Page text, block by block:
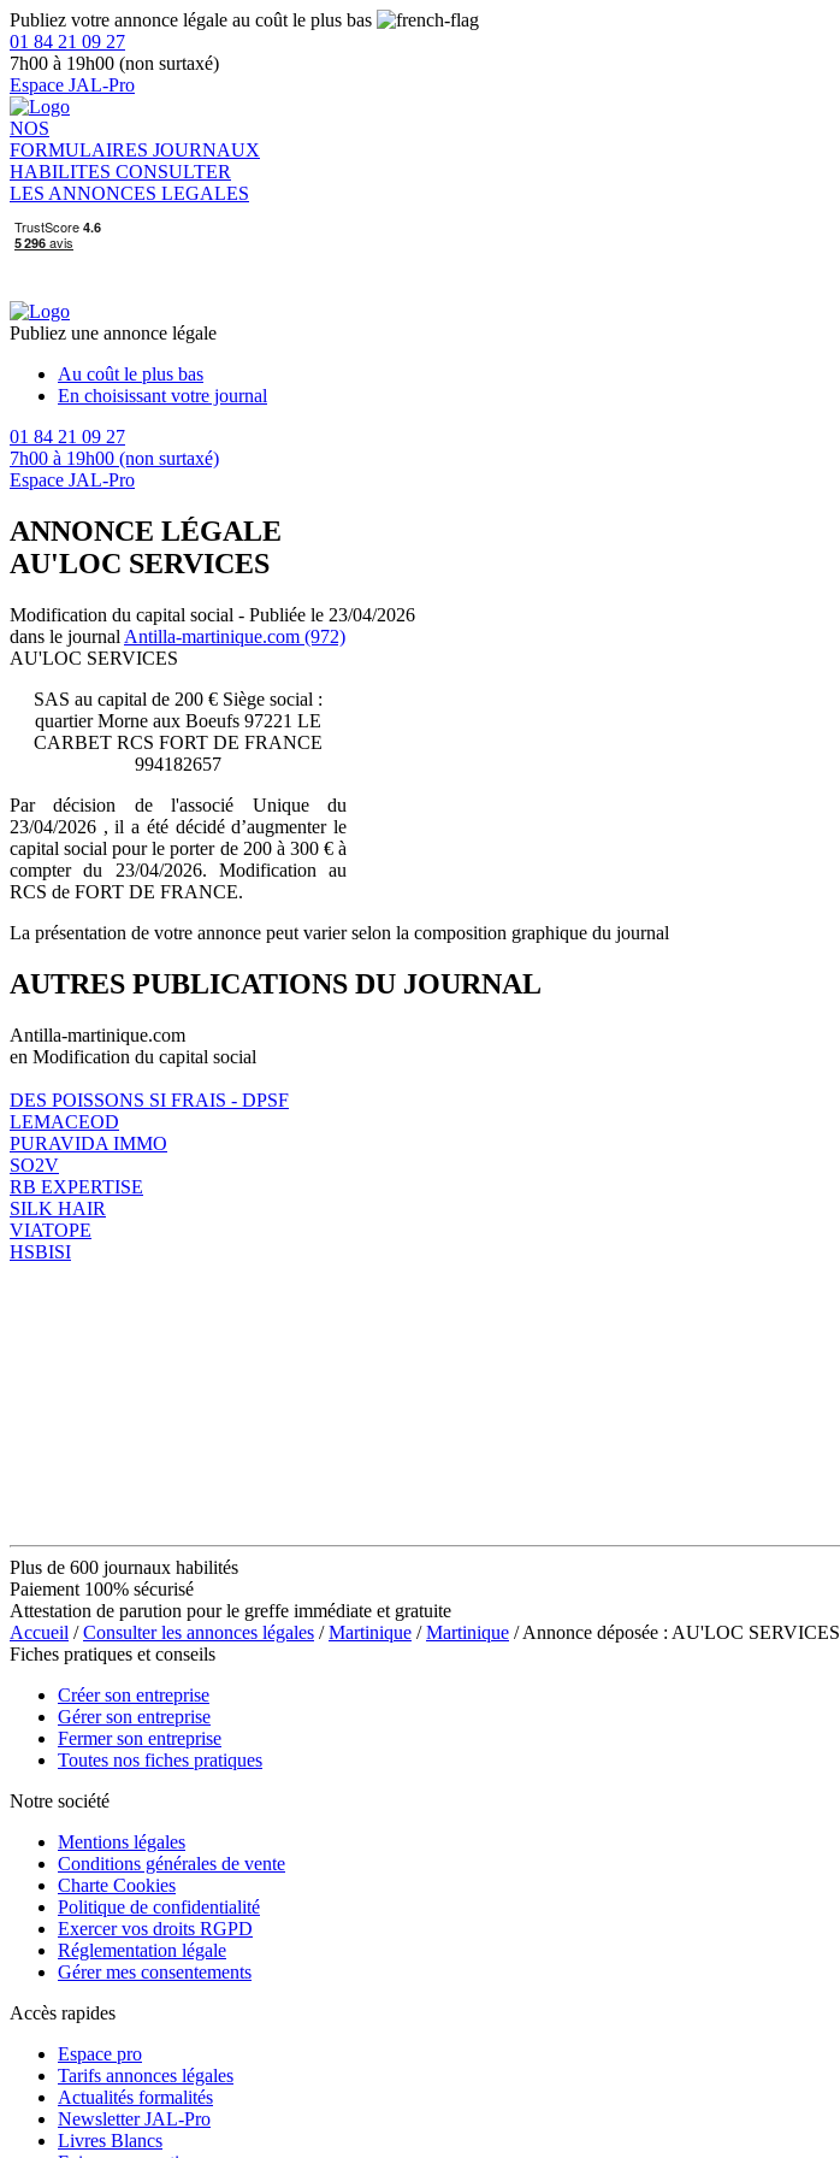
Publiez votre annonce légale au coût le plus bas
01 84 21 09 27
7h00 à 19h00 (non surtaxé)
Espace JAL-Pro
NOS
FORMULAIRES JOURNAUX
HABILITES CONSULTER
LES ANNONCES LEGALES
Publiez une annonce légale
Au coût le plus bas
En choisissant votre journal
01 84 21 09 27
7h00 à 19h00 (non surtaxé)
Espace JAL-Pro
ANNONCE LÉGALE
AU'LOC SERVICES
Modification du capital social - Publiée le 23/04/2026
dans le journal Antilla-martinique.com (972)
AU'LOC SERVICES
SAS au capital de 200 € Siège social :
quartier Morne aux Boeufs 97221 LE
CARBET RCS FORT DE FRANCE
994182657
Par décision de l'associé Unique du
23/04/2026 , il a été décidé d’augmenter le
capital social pour le porter de 200 à 300 € à
compter du 23/04/2026. Modification au
RCS de FORT DE FRANCE.
La présentation de votre annonce peut varier selon la composition graphique du journal
AUTRES PUBLICATIONS DU JOURNAL
Antilla-martinique.com
en Modification du capital social
DES POISSONS SI FRAIS - DPSF
LEMACEOD
PURAVIDA IMMO
SO2V
RB EXPERTISE
SILK HAIR
VIATOPE
HSBISI
Plus de 600 journaux habilités
Paiement 100% sécurisé
Attestation de parution pour le greffe immédiate et gratuite
Accueil /Consulter les annonces légales /Martinique /Martinique / Annonce déposée : AU'LOC SERVICES
Fiches pratiques et conseils
Créer son entreprise
Gérer son entreprise
Fermer son entreprise
Toutes nos fiches pratiques
Notre société
Mentions légales
Conditions générales de vente
Charte Cookies
Politique de confidentialité
Exercer vos droits RGPD
Réglementation légale
Gérer mes consentements
Accès rapides
Espace pro
Tarifs annonces légales
Actualités formalités
Newsletter JAL-Pro
Livres Blancs